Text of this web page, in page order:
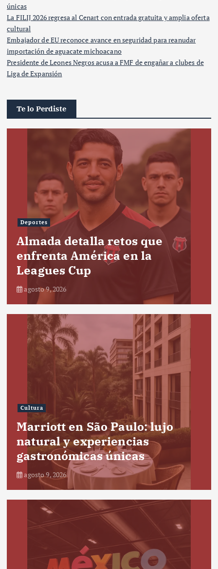
únicas
La FILIJ 2026 regresa al Cenart con entrada gratuita y amplia oferta
cultural
Embajador de EU reconoce avance en seguridad para reanudar
importación de aguacate michoacano
Presidente de Leones Negros acusa a FMF de engañar a clubes de
Liga de Expansión
Te lo Perdiste
Deportes
Almada detalla retos que
enfrenta América en la
Leagues Cup
agosto 9, 2026
Cultura
Marriott en São Paulo: lujo
natural y experiencias
gastronómicas únicas
agosto 9, 2026